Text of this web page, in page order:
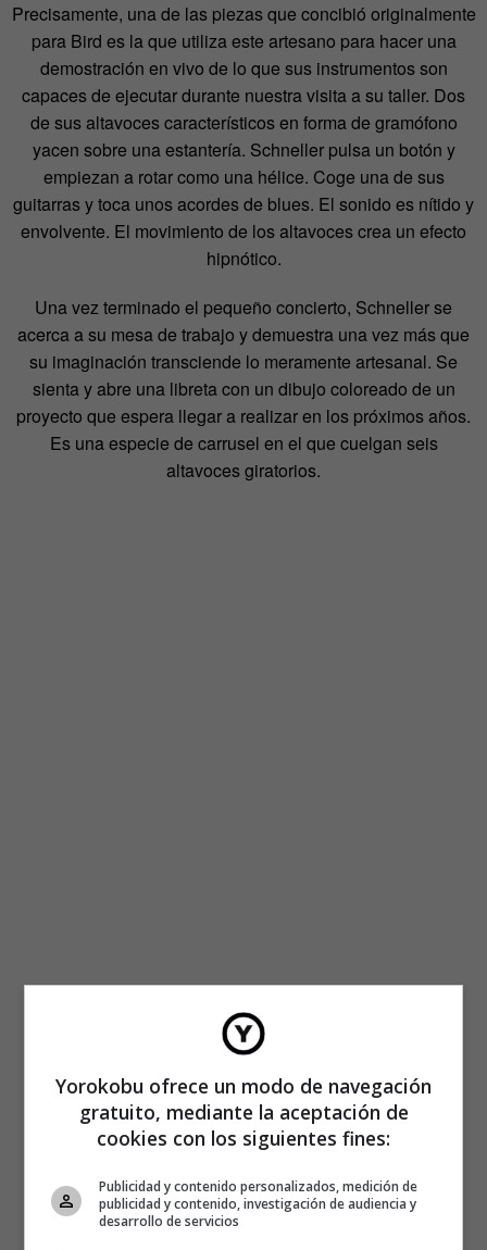
Precisamente, una de las piezas que concibió originalmente
para Bird es la que utiliza este artesano para hacer una
demostración en vivo de lo que sus instrumentos son
capaces de ejecutar durante nuestra visita a su taller. Dos
de sus altavoces característicos en forma de gramófono
yacen sobre una estantería. Schneller pulsa un botón y
empiezan a rotar como una hélice. Coge una de sus
guitarras y toca unos acordes de blues. El sonido es nítido y
envolvente. El movimiento de los altavoces crea un efecto
hipnótico.
Una vez terminado el pequeño concierto, Schneller se
acerca a su mesa de trabajo y demuestra una vez más que
su imaginación transciende lo meramente artesanal. Se
sienta y abre una libreta con un dibujo coloreado de un
proyecto que espera llegar a realizar en los próximos años.
Es una especie de carrusel en el que cuelgan seis
altavoces giratorios.
Yorokobu ofrece un modo de navegación
gratuito, mediante la aceptación de
cookies con los siguientes fines:
Publicidad y contenido personalizados, medición de
publicidad y contenido, investigación de audiencia y
desarrollo de servicios